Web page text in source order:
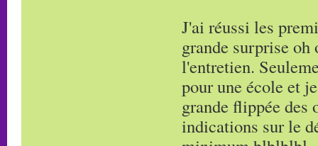
J'ai réussi les
grande surprise
l'entretien.
pour une école et
grande flippée des
indications sur le